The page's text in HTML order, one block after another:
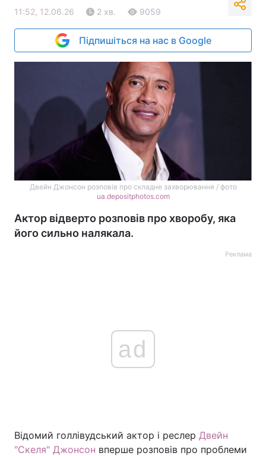
11:52, 12.06.26 2 хв. 9059
Підпишіться на нас в Google
Двейн Джонсон розповів про складне захворювання / фото
ua.depositphotos.com
Актор відверто розповів про хворобу, яка
його сильно налякала.
Реклама
ad
Відомий голлівудський актор і реслер Двейн
"Скеля" Джонсон вперше розповів про проблеми